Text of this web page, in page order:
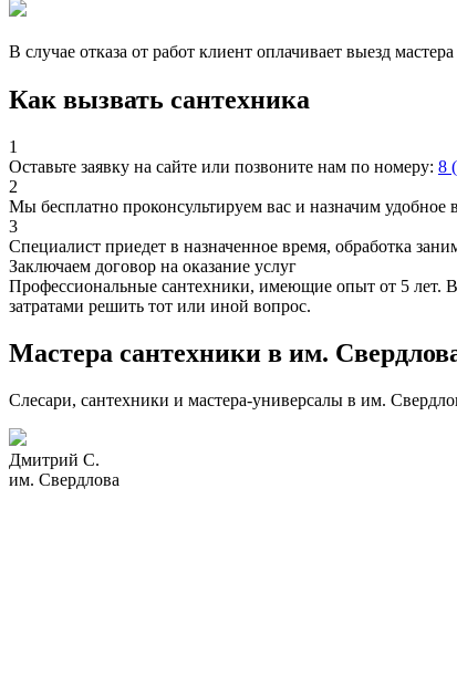
В случае отказа от работ клиент оплачивает выезд
Как вызвать сантехника
1
Оставьте заявку на сайте или позвоните нам по номеру: 8
2
Мы бесплатно проконсультируем вас и назначим удобное
3
Специалист приедет в назначенное время, обработка
Заключаем договор на оказание услуг
Профессиональные сантехники, имеющие опыт от 5 лет.
затратами решить тот или иной вопрос.
Мастера сантехники в им.
Слесари, сантехники и мастера-универсалы в им.
Дмитрий С.
им. Свердлова